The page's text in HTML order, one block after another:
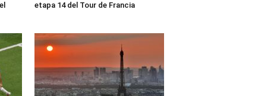
etapa 14 del Tour de Francia